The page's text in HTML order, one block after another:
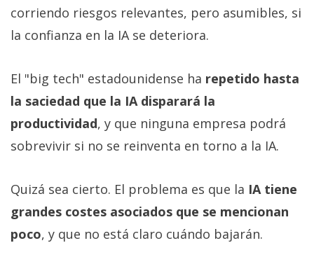
corriendo riesgos relevantes, pero asumibles, si
la confianza en la IA se deteriora.
El "big tech" estadounidense ha repetido hasta
la saciedad que la IA disparará la
productividad, y que ninguna empresa podrá
sobrevivir si no se reinventa en torno a la IA.
Quizá sea cierto. El problema es que la IA tiene
grandes costes asociados que se mencionan
poco, y que no está claro cuándo bajarán.